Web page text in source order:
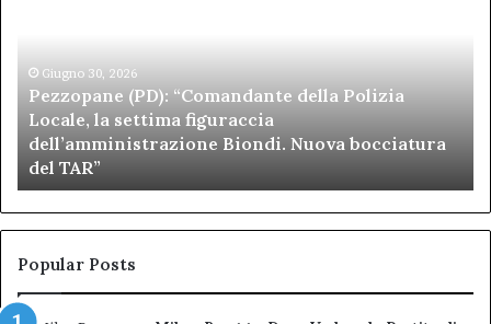
Locale,
settima
figuraccia
dell’amministrazione
Biondi.
Nuova
bocciatura
del
Giugno 30, 2026
Pezzopane (PD): “Comandante della Polizia
Locale, la settima figuraccia
dell’amministrazione Biondi. Nuova bocciatura
del TAR”
ai
Popular Posts